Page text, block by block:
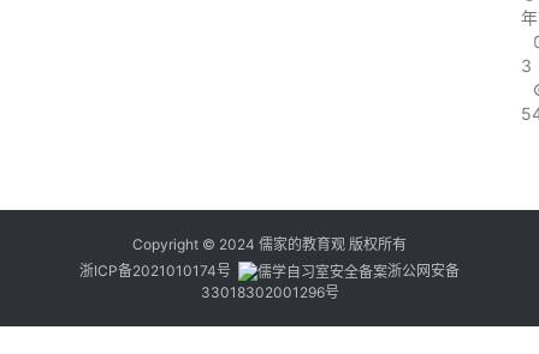
3
Copyright © 2024 儒家的教育观 版权所有
浙ICP备2021010174号
浙公网安备
33018302001296号